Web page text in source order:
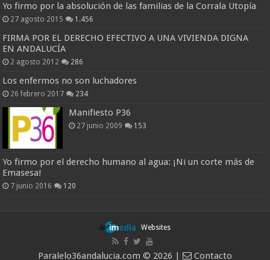
Yo firmo por la absolución de las familias de la Corrala Utopía
27 agosto 2015 1.456
FIRMA POR EL DERECHO EFECTIVO A UNA VIVIENDA DIGNA
EN ANDALUCÍA
2 agosto 2012 286
Los enfermos no son luchadores
26 febrero 2017 234
Manifiesto P36
27 junio 2009 153
Yo firmo por el derecho humano al agua: ¡Ni un corte más de
Emasesa!
7 junio 2016 120
Websites
Paralelo36andalucia.com © 2026 | Contacto